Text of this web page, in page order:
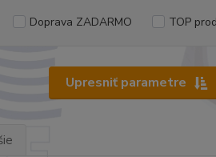
Upresniť parametre
Doprava ZADARMO TOP